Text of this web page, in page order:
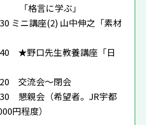
に学ぶ」
ミニ講座(2) 山中伸之「素材
★野口先生教養講座「日
交流会～閉会
懇親会（希望者。JR宇都
円程度）